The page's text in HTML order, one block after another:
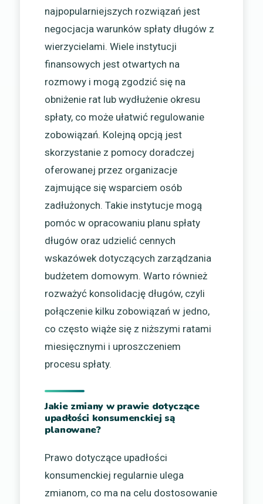
najpopularniejszych rozwiązań jest
negocjacja warunków spłaty długów z
wierzycielami. Wiele instytucji
finansowych jest otwartych na
rozmowy i mogą zgodzić się na
obniżenie rat lub wydłużenie okresu
spłaty, co może ułatwić regulowanie
zobowiązań. Kolejną opcją jest
skorzystanie z pomocy doradczej
oferowanej przez organizacje
zajmujące się wsparciem osób
zadłużonych. Takie instytucje mogą
pomóc w opracowaniu planu spłaty
długów oraz udzielić cennych
wskazówek dotyczących zarządzania
budżetem domowym. Warto również
rozważyć konsolidację długów, czyli
połączenie kilku zobowiązań w jedno,
co często wiąże się z niższymi ratami
miesięcznymi i uproszczeniem
procesu spłaty.
Jakie zmiany w prawie dotyczące
upadłości konsumenckiej są
planowane?
Prawo dotyczące upadłości
konsumenckiej regularnie ulega
zmianom, co ma na celu dostosowanie